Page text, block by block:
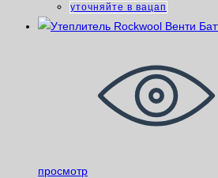
уточняйте в вацап
просмотр